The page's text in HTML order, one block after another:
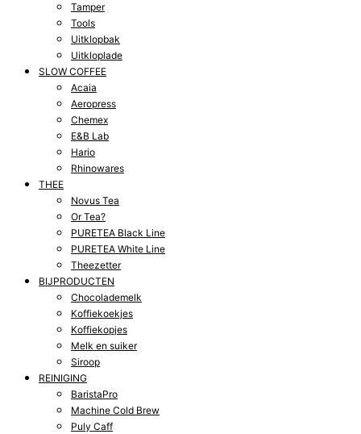
Tamper
Tools
Uitklopbak
Uitkloplade
SLOW COFFEE
Acaia
Aeropress
Chemex
E&B Lab
Hario
Rhinowares
THEE
Novus Tea
Or Tea?
PURETEA Black Line
PURETEA White Line
Theezetter
BIJPRODUCTEN
Chocolademelk
Koffiekoekjes
Koffiekopjes
Melk en suiker
Siroop
REINIGING
BaristaPro
Machine Cold Brew
Puly Caff